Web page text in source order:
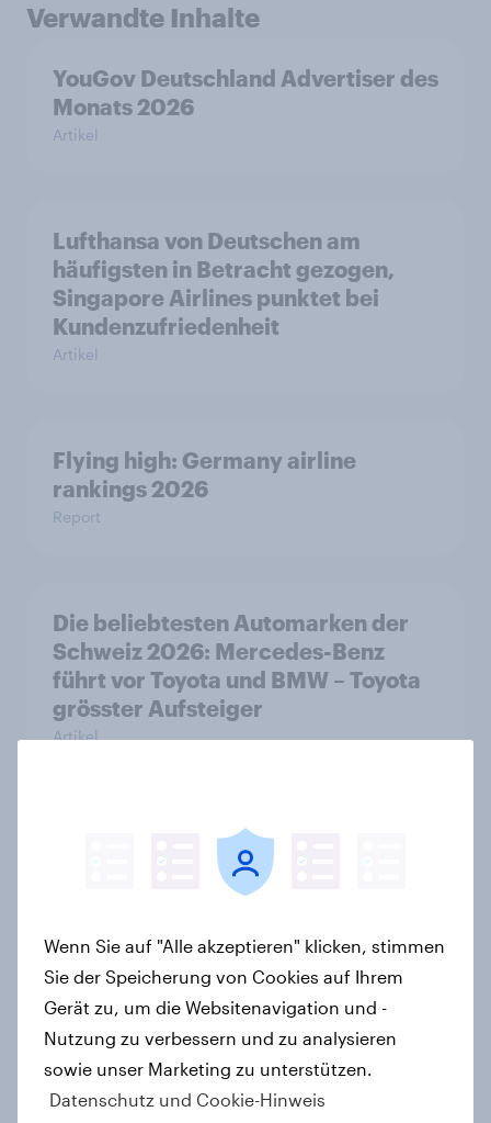
Verwandte Inhalte
YouGov Deutschland Advertiser des
Monats 2026
Artikel
Lufthansa von Deutschen am
häufigsten in Betracht gezogen,
Singapore Airlines punktet bei
Kundenzufriedenheit
Artikel
Flying high: Germany airline
rankings 2026
Report
Die beliebtesten Automarken der
Schweiz 2026: Mercedes-Benz
führt vor Toyota und BMW – Toyota
grösster Aufsteiger
Artikel
Deutschlands beliebteste
Automarken 2026: Audi führt vor
BMW und Mercedes-Benz – BYD
Artikel
Mobilfunk-Anbieter fraenk
überzeugt erstmalig mit höchster
Wenn Sie auf "Alle akzeptieren" klicken, stimmen
Sie der Speicherung von Cookies auf Ihrem
Gerät zu, um die Websitenavigation und -
Nutzung zu verbessern und zu analysieren
sowie unser Marketing zu unterstützen.
Datenschutz und Cookie-Hinweis